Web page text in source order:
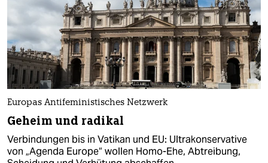
Europas Antifeministisches Netzwerk
Geheim und radikal
Verbindungen bis in Vatikan und EU: Ultrakonservative
von „Agenda Europe“ wollen Homo-Ehe, Abtreibung,